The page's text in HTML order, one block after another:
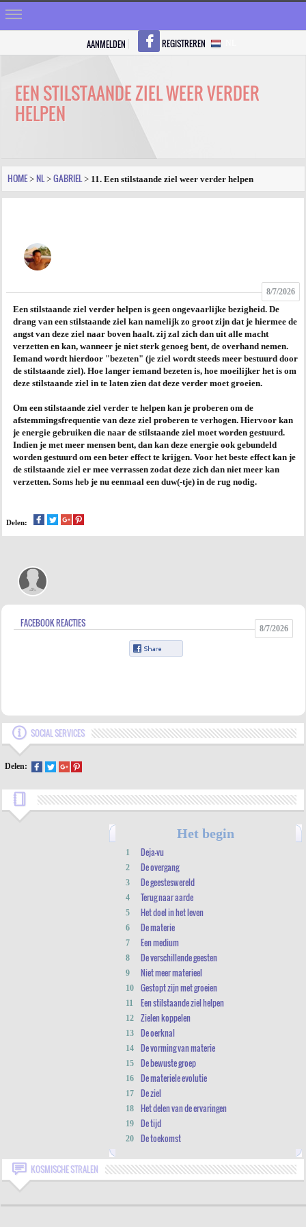
REGISTREREN
VRAGEN
FOTO
AGENDA
PRAKTIJK
AANMELDEN REGISTREREN
EEN STILSTAANDE ZIEL WEER VERDER
HELPEN
HOME > NL > GABRIEL > 11. Een stilstaande ziel weer verder helpen
8/7/2026
Een stilstaande ziel verder helpen is geen ongevaarlijke bezigheid. De
drang van een stilstaande ziel kan namelijk zo groot zijn dat je hiermee de
angst van deze ziel naar boven haalt. zij zal zich dan uit alle macht
verzetten en kan, wanneer je niet sterk genoeg bent, de overhand nemen.
Iemand wordt hierdoor "bezeten" (je ziel wordt steeds meer bestuurd door
de stilstaande ziel). Hoe langer iemand bezeten is, hoe moeilijker het is om
deze stilstaande ziel in te laten zien dat deze verder moet groeien.
Om een stilstaande ziel verder te helpen kan je proberen om de
afstemmingsfrequentie van deze ziel proberen te verhogen. Hiervoor kan
je energie gebruiken die naar de stilstaande ziel moet worden gestuurd.
Indien je met meer mensen bent, dan kan deze energie ook gebundeld
worden gestuurd om een beter effect te krijgen. Voor het beste effect kan je
de stilstaande ziel er mee verrassen zodat deze zich dan niet meer kan
verzetten. Soms heb je nu eenmaal een duw(-tje) in de rug nodig.
Delen:
FACEBOOK REACTIES 8/7/2026
SOCIAL SERVICES
Delen:
Het begin
1 Deja-vu
2 De overgang
3 De geesteswereld
4 Terug naar aarde
5 Het doel in het leven
6 De materie
7 Een medium
8 De verschillende geesten
9 Niet meer materieel
10 Gestopt zijn met groeien
11 Een stilstaande ziel helpen
12 Zielen koppelen
13 De oerknal
14 De vorming van materie
15 De bewuste groep
16 De materiele evolutie
17 De ziel
18 Het delen van de ervaringen
19 De tijd
20 De toekomst
KOSMISCHE STRALEN